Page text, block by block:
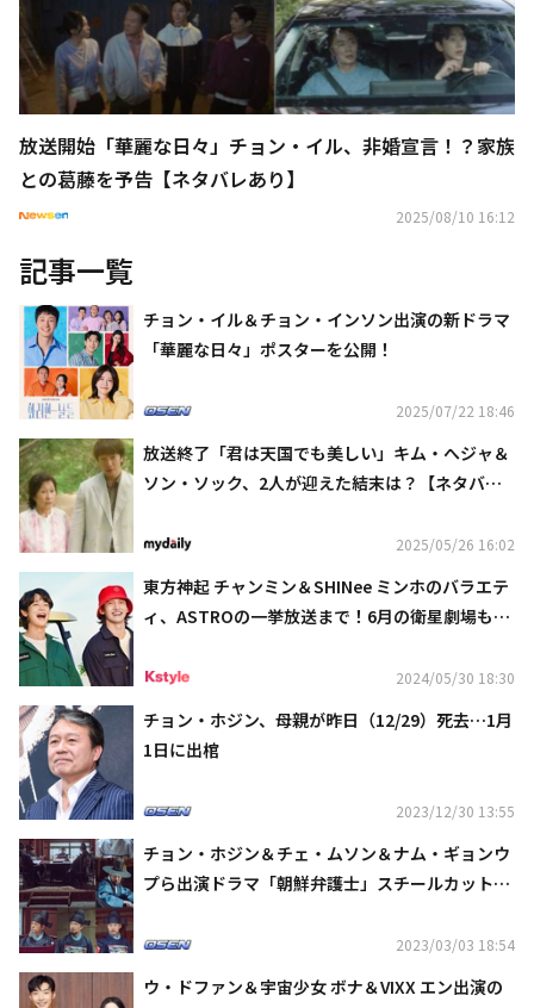
放送開始「華麗な日々」チョン・イル、非婚宣言！？家族
との葛藤を予告【ネタバレあり】
2025/08/10 16:12
記事一覧
チョン・イル＆チョン・インソン出演の新ドラマ
「華麗な日々」ポスターを公開！
2025/07/22 18:46
放送終了「君は天国でも美しい」キム・へジャ＆
ソン・ソック、2人が迎えた結末は？【ネタバレ
2025/05/26 16:02
東方神起 チャンミン＆SHINee ミンホのバラエテ
ィ、ASTROの一挙放送まで！6月の衛星劇場も見
2024/05/30 18:30
チョン・ホジン、母親が昨日（12/29）死去…1月
1日に出棺
2023/12/30 13:55
チョン・ホジン＆チェ・ムソン＆ナム・ギョンウ
プら出演ドラマ「朝鮮弁護士」スチールカットを
2023/03/03 18:54
ウ・ドファン＆宇宙少女 ボナ＆VIXX エン出演の